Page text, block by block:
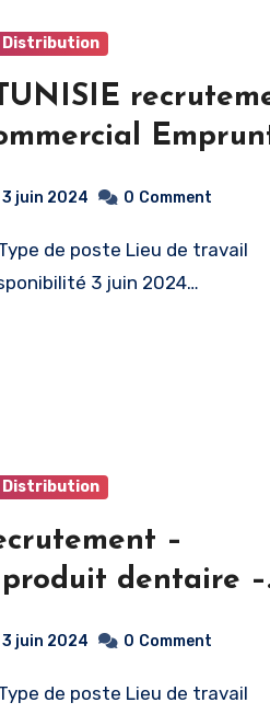
Distribution
3 juin 2024 0 Comment
3 juin 2024…
Distribution
–
dentaire –
3 juin 2024 0 Comment